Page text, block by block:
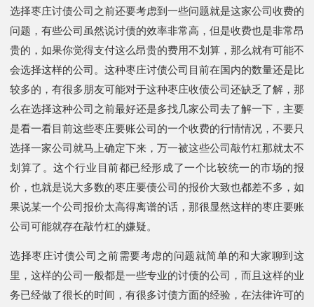
选择枣庄讨债公司之前还要考虑到一些问题就是这家公司收费的
问题，有些公司虽然说讨债的效率非常高，但是收费也是非常昂
贵的，如果你觉得支付这么昂贵的费用不划算，那么就有可能不
会选择这样的公司。这种枣庄讨债公司目前在国内的数量还是比
较多的，有很多朋友可能对于这种枣庄收债公司还缺乏了解，那
么在选择这种公司之前最好还是多找几家公司去了解一下，主要
是看一看目前这些枣庄要账公司的一个收费的行情情况，不要只
选择一家公司就马上确定下来，万一被这些公司敲竹杠那就太不
划算了。这个行业目前都已经形成了一个比较统一的市场的报
价，也就是说大多数的枣庄要债公司的报价大致也都差不多，如
果说某一个公司报价太高得离谱的话，那很显然这样的枣庄要账
公司可能就存在敲竹杠的嫌疑。
选择枣庄讨债公司之前需要考虑的问题就简单的和大家聊到这
里，这样的公司一般都是一些专业的讨债的公司，而且这样的业
务已经做了很长的时间，有很多讨债方面的经验，在法律许可的